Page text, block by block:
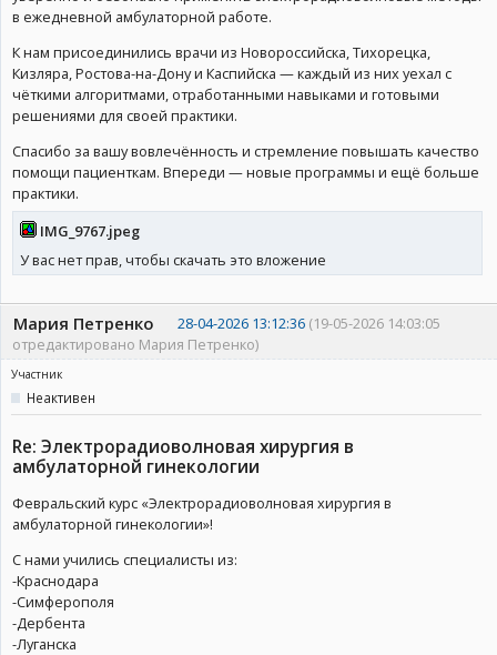
в ежедневной амбулаторной работе.
К нам присоединились врачи из Новороссийска, Тихорецка,
Кизляра, Ростова-на-Дону и Каспийска — каждый из них уехал с
чёткими алгоритмами, отработанными навыками и готовыми
решениями для своей практики.
Спасибо за вашу вовлечённость и стремление повышать качество
помощи пациенткам. Впереди — новые программы и ещё больше
практики.
IMG_9767.jpeg
У вас нет прав, чтобы скачать это вложение
Мария Петренко 28-04-2026 13:12:36 (19-05-2026 14:03:05
отредактировано Мария Петренко)
Участник
Неактивен
Re: Электрорадиоволновая хирургия в
амбулаторной гинекологии
Февральский курс «Электрорадиоволновая хирургия в
амбулаторной гинекологии»!
С нами учились специалисты из:
-Краснодара
-Симферополя
-Дербента
-Луганска